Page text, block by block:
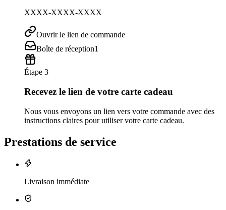
XXXX-XXXX-XXXX
Ouvrir le lien de commande
Boîte de réception1
Étape 3
Recevez le lien de votre carte cadeau
Nous vous envoyons un lien vers votre commande avec des
instructions claires pour utiliser votre carte cadeau.
Prestations de service
Livraison immédiate